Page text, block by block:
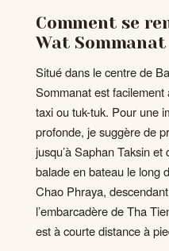
Comment se
Wat Sommanat
Situé dans le centre de
Sommanat est facilement
taxi ou tuk-tuk. Pour une
profonde, je suggère de
jusqu’à Saphan Taksin et
balade en bateau le long
Chao Phraya,
l’embarcadère de Tha
est à courte distance à